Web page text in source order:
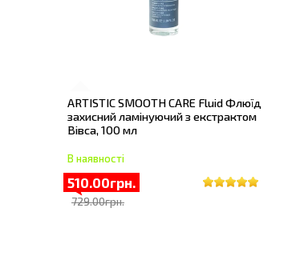
ARTISTIC SMOOTH CARE Fluid Флюїд
захисний ламінуючий з екстрактом
Вівса, 100 мл
В наявності
510.00грн.
729.00грн.